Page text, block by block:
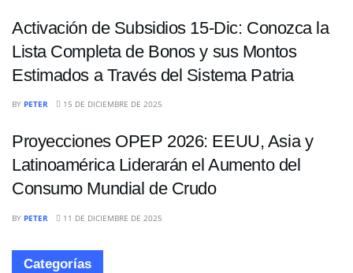
Activación de Subsidios 15-Dic: Conozca la
Lista Completa de Bonos y sus Montos
Estimados a Través del Sistema Patria
BY PETER 15 DE DICIEMBRE DE 2025
Proyecciones OPEP 2026: EEUU, Asia y
Latinoamérica Liderarán el Aumento del
Consumo Mundial de Crudo
BY PETER 11 DE DICIEMBRE DE 2025
Categorías